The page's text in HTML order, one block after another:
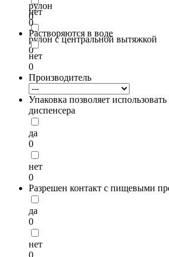
рулон
0
рулон с центральной вытяжкой
0
нет
0
Растворяются в воде
нет
0
Производитель
Упаковка позволяет
диспенсера
да
0
нет
0
Разрешен контакт с пищевыми
да
0
нет
0